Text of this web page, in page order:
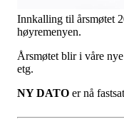
Innkalling til årsmøtet
høyremenyen.
Årsmøtet blir i våre
etg.
NY DATO er nå